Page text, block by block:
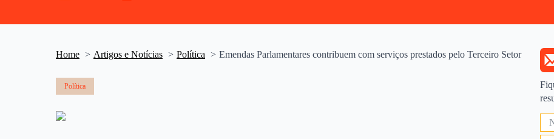
Home Artigos e Notícias Política Emendas Parlamentares contribuem com serviços prestados pelo Terceiro Setor
Política